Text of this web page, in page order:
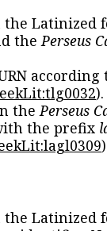
the Latinized
thePerseus
according
thePerseus
the prefix
the Latinized